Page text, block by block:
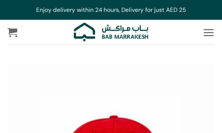
للمحتوى
Enjoy delivery within 24 hours, Delivery for just AED 25